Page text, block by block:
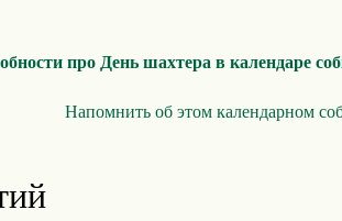
про День шахтера в календаре
Напомнить об этом календарном